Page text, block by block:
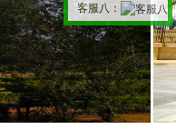
客服八：